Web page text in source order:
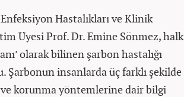
Hastalıkları ve Klinik
Üyesi Prof. Dr. Emine Sönmez, halk
olarak bilinen şarbon hastalığı
Şarbonun insanlarda üç farklı şekilde
korunma yöntemlerine dair bilgi